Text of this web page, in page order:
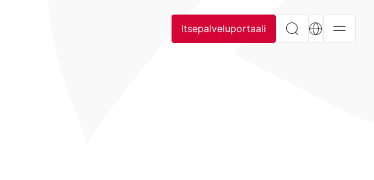
Itsepalveluportaali